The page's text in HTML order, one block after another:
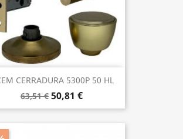
CERRADURA 5300P 50 HL
63,51 € 50,81 €